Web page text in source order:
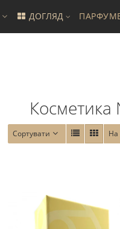
ДОГЛЯД
Косметика
Сортувати На